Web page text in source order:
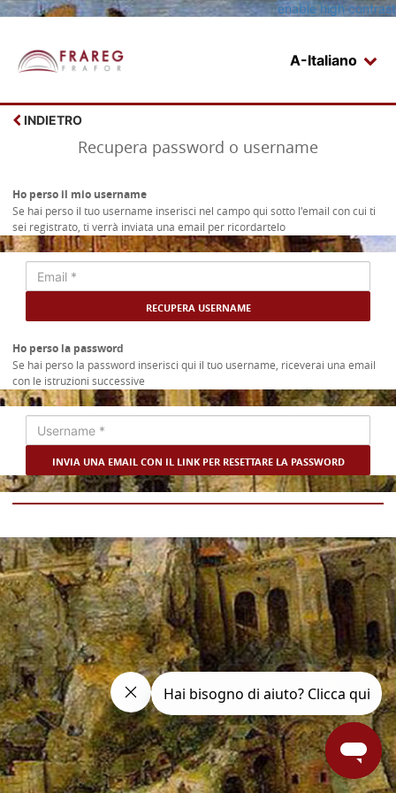
enable high contrast
Login A-Italiano
INDIETRO
Recupera password o username
Ho perso il mio username
Se hai perso il tuo username inserisci nel campo qui sotto l'email con cui ti
sei registrato, ti verrà inviata una email per ricordartelo
input
username
Ho perso la password
Se hai perso la password inserisci qui il tuo username, riceverai una email
con le istruzioni successive
input
password